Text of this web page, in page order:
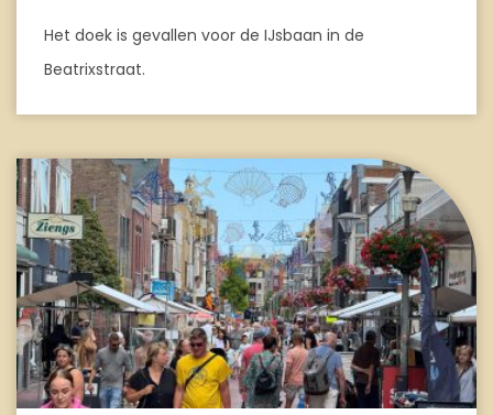
Het doek is gevallen voor de IJsbaan in de
Beatrixstraat.